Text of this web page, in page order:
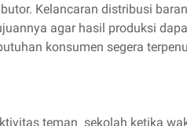
Kelancaran distribusi
agar hasil produksi
konsumen segera
teman sekolah ketika